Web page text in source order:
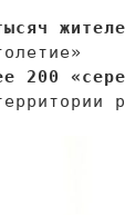
»
200 «